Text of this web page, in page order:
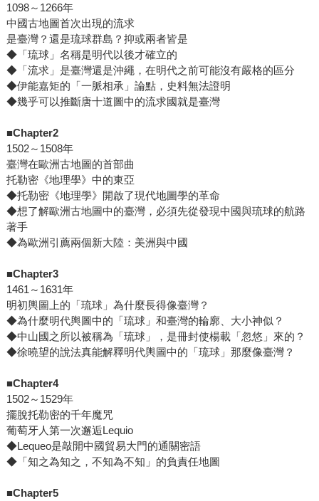
1098～1266年
中國古地圖首次出現的流求
是臺灣？還是琉球群島？抑或兩者皆是
◆「琉球」名稱是明代以後才確立的
◆「流求」是臺灣還是沖繩，在明代之前可能沒有嚴格的區分
◆伊能嘉矩的「一脈相承」論點，史料無法證明
◆幾乎可以推斷唐十道圖中的流求國就是臺灣
■Chapter2
1502～1508年
臺灣在歐洲古地圖的首部曲
托勒密《地理學》中的東亞
◆托勒密《地理學》開啟了現代地圖學的革命
◆想了解歐洲古地圖中的臺灣，必須先從發現中國與琉球的航路
著手
◆為歐洲引薦兩個新大陸：美洲與中國
■Chapter3
1461～1631年
明初輿圖上的「琉球」為什麼長得像臺灣？
◆為什麼明代輿圖中的「琉球」和臺灣的輪廓、大小神似？
◆中山國之所以被稱為「琉球」，是冊封使楊載「忽悠」來的？
◆徐曉望的說法真能解釋明代輿圖中的「琉球」那麼像臺灣？
■Chapter4
1502～1529年
擺脫托勒密的千年魔咒
葡萄牙人第一次邂逅Lequio
◆Lequeo是敲開中國貿易大門的通關密語
◆「知之為知之，不知為不知」的負責任地圖
■Chapter5